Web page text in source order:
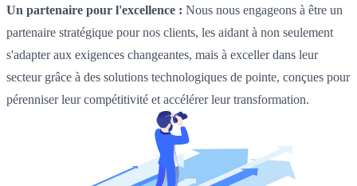
Un partenaire pour l'excellence : Nous nous engageons à être un
partenaire stratégique pour nos clients, les aidant à non seulement
s'adapter aux exigences changeantes, mais à exceller dans leur
secteur grâce à des solutions technologiques de pointe, conçues pour
pérenniser leur compétitivité et accélérer leur transformation.